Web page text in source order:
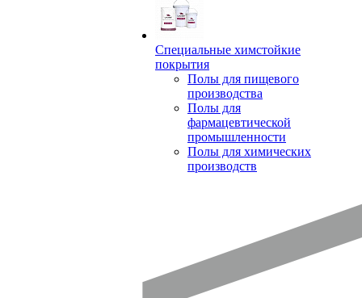
Специальные химстойкие
покрытия
Полы для пищевого
производства
Полы для
фармацевтической
промышленности
Полы для химических
производств